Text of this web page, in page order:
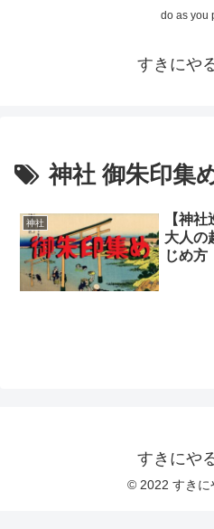
do as you
すきにや
神社 御朱印集
神社
【神
大人の
じめ方
すきにや
© 2022 すきに